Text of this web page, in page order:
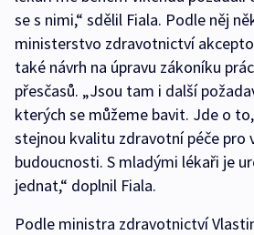
se s nimi,“ sdělil Fiala. Podle něj
ministerstvo zdravotnictví
také návrh na úpravu zákoníku
přesčasů. „Jsou tam i další
kterých se můžeme bavit. Jde o
stejnou kvalitu zdravotní péče pro
budoucnosti. S mladými lékaři je
jednat,“ doplnil Fiala.
Podle ministra zdravotnictví